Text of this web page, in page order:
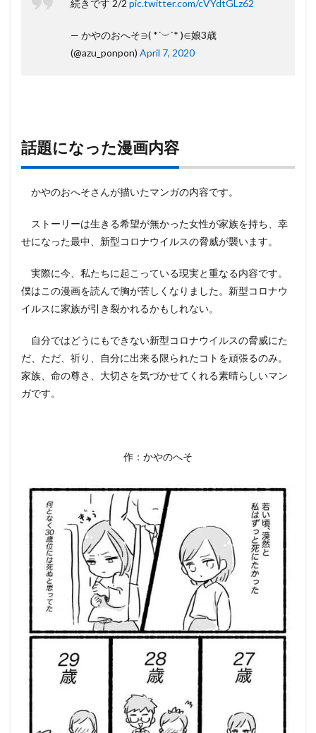
続きです 2/2 pic.twitter.com/cVYdtGLz62
— かやのおへそ∋( *´︶`* )∈娘3歳
(@azu_ponpon) April 7, 2020
話題になった漫画内容
かやのおへそさんが描いたマンガの内容です。
ストーリーは生きる希望が無かった女性が家族を持ち、幸
せになった最中、新型コロナウイルスの脅威が襲います。
実際に今、私たちに起こっている現実と重なる内容です。
僕はこの漫画を読んで胸が苦しくなりました。新型コロナウ
イルスに家族が引き裂かれるかもしれない。
自分ではどうにもできない新型コロナウイルスの脅威にた
だ、ただ、祈り、自分に出来る限られたコトを頑張るのみ。
家族、命の尊さ、大切さを気づかせてくれる素晴らしいマン
ガです。
作：かやのへそ